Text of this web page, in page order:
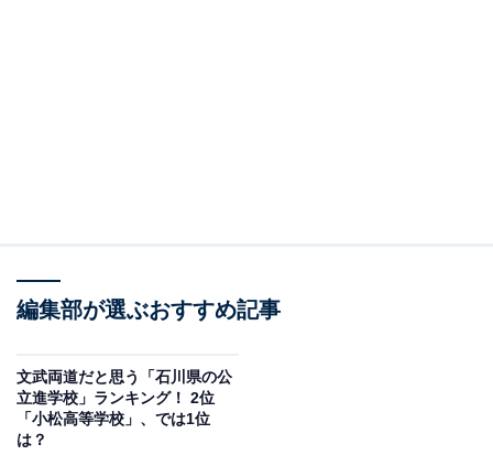
います。
回答者からは「2002年にはSSH指定校にも認定され国立
大学への進学も多く、運動部も盛んです」(50代女性／広
島県)、「学業と部活のバランスを重視し、文武両道を体
編集部が選ぶおすすめ記事
文武両道だと思う「石川県の公
立進学校」ランキング！ 2位
「小松高等学校」、では1位
は？